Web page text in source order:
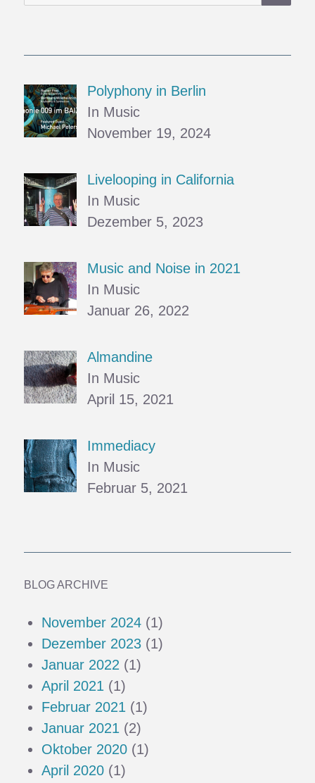
Polyphony in Berlin
In Music
November 19, 2024
Livelooping in California
In Music
Dezember 5, 2023
Music and Noise in 2021
In Music
Januar 26, 2022
Almandine
In Music
April 15, 2021
Immediacy
In Music
Februar 5, 2021
BLOG ARCHIVE
November 2024 (1)
Dezember 2023 (1)
Januar 2022 (1)
April 2021 (1)
Februar 2021 (1)
Januar 2021 (2)
Oktober 2020 (1)
April 2020 (1)